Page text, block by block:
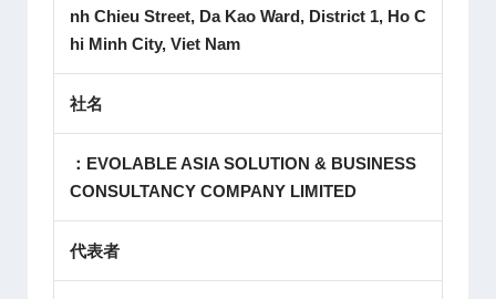
nh Chieu Street, Da Kao Ward, District 1, Ho C
hi Minh City, Viet Nam
社名
：EVOLABLE ASIA SOLUTION & BUSINESS
CONSULTANCY COMPANY LIMITED
代表者